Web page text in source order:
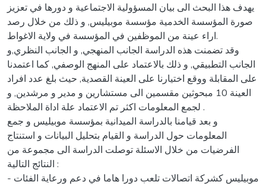
يهدف هذا البحث الى بيان المسؤولية الاجتماعية و دورها في تعزيز
صورة المؤسسة الخدمية مؤسسة موبيليس, و ذلك من خلال رصد
اراء عينة من الموظفين في المؤسسة في ولاية الاغواط.
وقد تضمنت هذه الدراسة الجانب المنهجي, و الجانب النظري,و
الجانب التطبيقي, و ذلك بالاعتماد على المنهج الوصفي, كما اعتمدنا
على المقابلة ووقع اختيارنا على العينة القصدية, حيث بلغ عدد افراد
العينة 10 مبحوثين مقسمين الى مستشارين و مدير و مرشدين, و
لجمع المعلومات اكثر تم الاعتماد علة اداة الملاحظة .
و بعد قيامنا بالدراسة الميدانية بمؤسسة موبيليس و جمع
المعلومات حول الدراسة و القيام بتحليل البيانات و استنتاج
الفرضيات من خلال الاسئلة توصلت الدراسة الى مجموعة من
النتائج التالية :
- موبيليس كشركة اتصالات تلعب دورا هاما في دعم ورعاية الفئات